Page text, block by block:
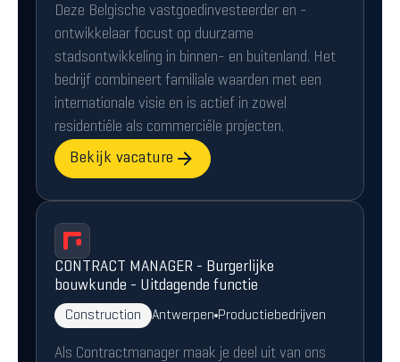
Deze Belgische vastgoedinvesteerder en -
ontwikkelaar focust op duurzame
stadsontwikkeling in binnen- en buitenland. Het
bedrijf combineert familiale waarden met een
internationale visie en is actief in zowel
residentiële als commerciële projecten.
Bekijk vacature
CONTRACT MANAGER - Burgerlijke
bouwkunde - Uitdagende functie
Construction Antwerpen Productiebedrijven
Als Contractmanager maak je deel uit van ons